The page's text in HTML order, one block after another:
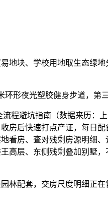
块、学校用地取生态绿地
形夜光塑胶健身步道，第三
程避坑指南（数据来历：
房后快速打点产证，每日
看房、查对残剩房源明细
高层、东侧残剩叠加别墅
配套，交房尺度明细正在